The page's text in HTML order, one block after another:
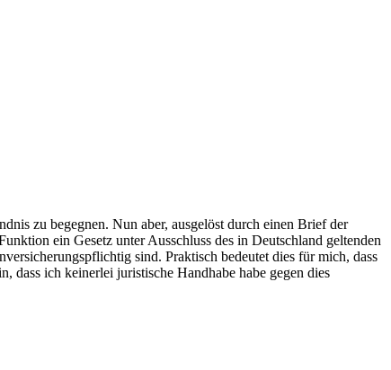
zu begegnen. Nun aber, ausgelöst durch einen Brief der
ein Gesetz unter Ausschluss des in Deutschland geltenden
sind. Praktisch bedeutet dies für mich, dass
dass ich keinerlei juristische Handhabe habe gegen dies